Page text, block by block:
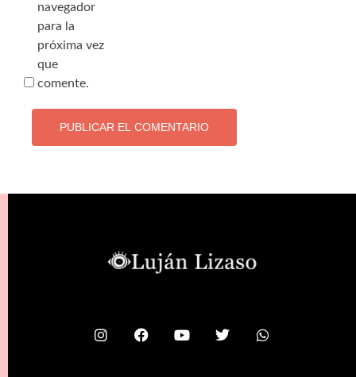
navegador
para la
próxima vez
que
comente.